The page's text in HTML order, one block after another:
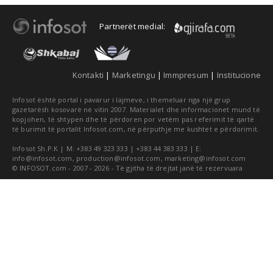
Partnerët medial:
Kontakti | Marketingu | Immpresum | Institucione
Infosot është portal i pavarur i lajmeve, i themeluar nga një grup
gazetarësh kosovarë në vitin 2007. Materialet dhe informacionet mund të
kopjohen, të shtypen dhe të përdoren por vetëm pas referimit të qartë
të burimit të portalit Infosot.com, në përputhje me kushtet e përdorimit.
Infosot Sh.P.K | M: +383 49 323 333 | +383 44 383 333 | E:
info@infosot.com , production@infosot.com , marketing@infosot.com
© INFOSOT.com - 2007 - 2026 - Të gjitha të drejtat janë të rezervuara